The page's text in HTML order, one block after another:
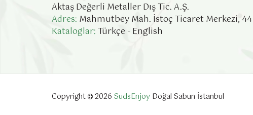
Aktaş Değerli Metaller Dış Tic. A.Ş.
Adres: Mahmutbey Mah. İstoç Ticaret Merkezi, 44
Kataloglar:Türkçe -English
Copyright 2026 SudsEnjoy Doğal Sabun İstanbul